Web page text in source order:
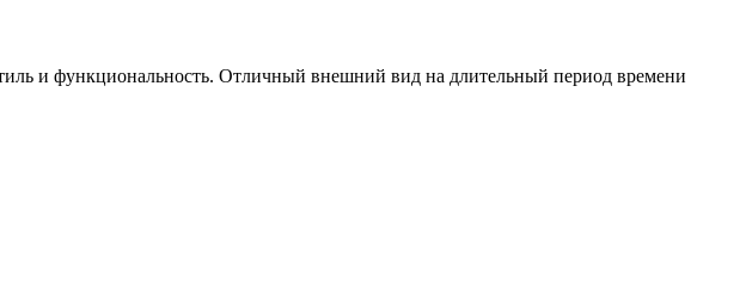
и функциональность. Отличный внешний вид на длительный период времени